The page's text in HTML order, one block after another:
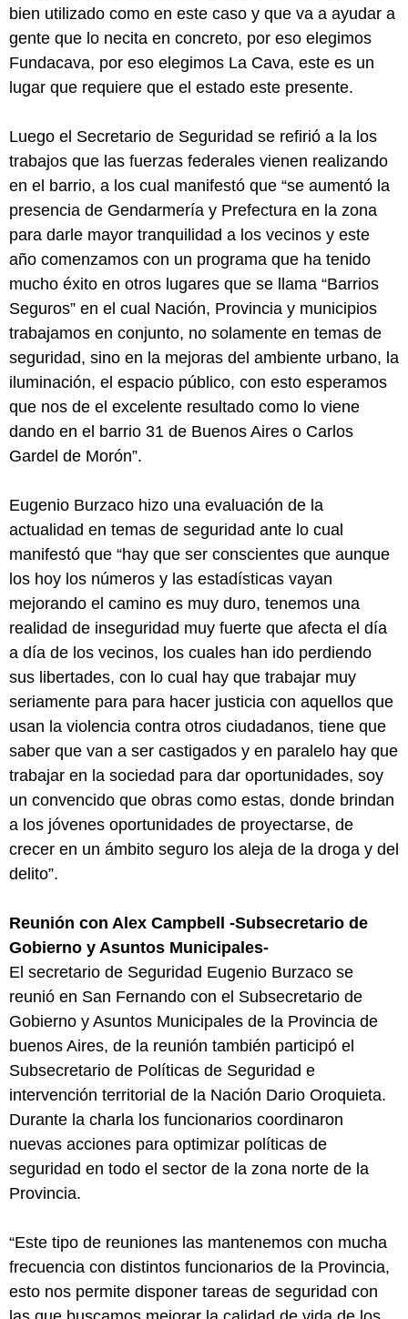
bien utilizado como en este caso y que va a ayudar a
gente que lo necita en concreto, por eso elegimos
Fundacava, por eso elegimos La Cava, este es un
lugar que requiere que el estado este presente.
Luego el Secretario de Seguridad se refirió a la los
trabajos que las fuerzas federales vienen realizando
en el barrio, a los cual manifestó que “se aumentó la
presencia de Gendarmería y Prefectura en la zona
para darle mayor tranquilidad a los vecinos y este
año comenzamos con un programa que ha tenido
mucho éxito en otros lugares que se llama “Barrios
Seguros” en el cual Nación, Provincia y municipios
trabajamos en conjunto, no solamente en temas de
seguridad, sino en la mejoras del ambiente urbano, la
iluminación, el espacio público, con esto esperamos
que nos de el excelente resultado como lo viene
dando en el barrio 31 de Buenos Aires o Carlos
Gardel de Morón”.
Eugenio Burzaco hizo una evaluación de la
actualidad en temas de seguridad ante lo cual
manifestó que “hay que ser conscientes que aunque
los hoy los números y las estadísticas vayan
mejorando el camino es muy duro, tenemos una
realidad de inseguridad muy fuerte que afecta el día
a día de los vecinos, los cuales han ido perdiendo
sus libertades, con lo cual hay que trabajar muy
seriamente para para hacer justicia con aquellos que
usan la violencia contra otros ciudadanos, tiene que
saber que van a ser castigados y en paralelo hay que
trabajar en la sociedad para dar oportunidades, soy
un convencido que obras como estas, donde brindan
a los jóvenes oportunidades de proyectarse, de
crecer en un ámbito seguro los aleja de la droga y del
delito”.
Reunión con Alex Campbell -Subsecretario de
Gobierno y Asuntos Municipales-
El secretario de Seguridad Eugenio Burzaco se
reunió en San Fernando con el Subsecretario de
Gobierno y Asuntos Municipales de la Provincia de
buenos Aires, de la reunión también participó el
Subsecretario de Políticas de Seguridad e
intervención territorial de la Nación Dario Oroquieta.
Durante la charla los funcionarios coordinaron
nuevas acciones para optimizar políticas de
seguridad en todo el sector de la zona norte de la
Provincia.
“Este tipo de reuniones las mantenemos con mucha
frecuencia con distintos funcionarios de la Provincia,
esto nos permite disponer tareas de seguridad con